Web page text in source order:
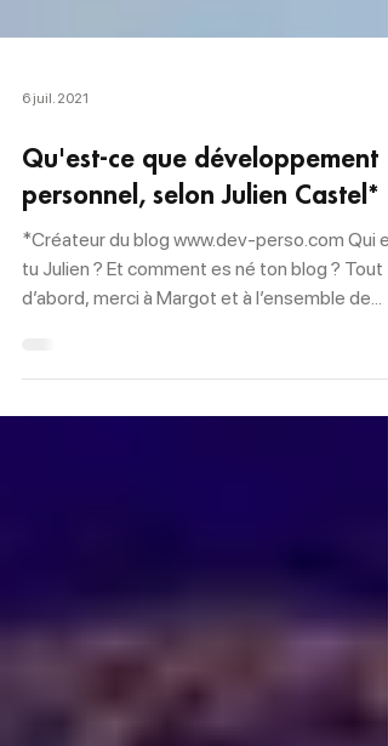
Qu'est-ce que développement
personnel, selon Julien Castel*
*Créateur du blog www.dev-perso.com Qui
tu Julien ? Et comment es né ton blog ? Tout